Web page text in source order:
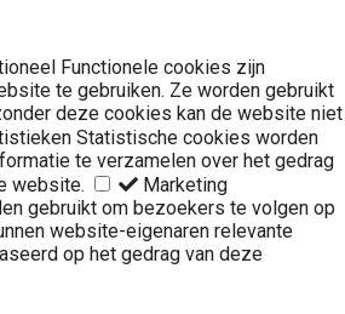
Functionele cookies zijn
te gebruiken. Ze worden gebruikt
deze cookies kan de website niet
Statistische cookies worden
te verzamelen over het gedrag
website.
Marketing
gebruikt om bezoekers te volgen op
website-eigenaren relevante
op het gedrag van deze